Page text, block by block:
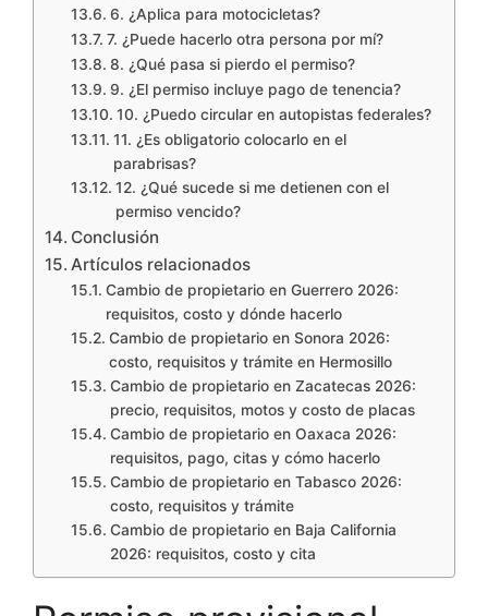
6. ¿Aplica para motocicletas?
7. ¿Puede hacerlo otra persona por mí?
8. ¿Qué pasa si pierdo el permiso?
9. ¿El permiso incluye pago de tenencia?
10. ¿Puedo circular en autopistas federales?
11. ¿Es obligatorio colocarlo en el
parabrisas?
12. ¿Qué sucede si me detienen con el
permiso vencido?
Conclusión
Artículos relacionados
Cambio de propietario en Guerrero 2026:
requisitos, costo y dónde hacerlo
Cambio de propietario en Sonora 2026:
costo, requisitos y trámite en Hermosillo
Cambio de propietario en Zacatecas 2026:
precio, requisitos, motos y costo de placas
Cambio de propietario en Oaxaca 2026:
requisitos, pago, citas y cómo hacerlo
Cambio de propietario en Tabasco 2026:
costo, requisitos y trámite
Cambio de propietario en Baja California
2026: requisitos, costo y cita